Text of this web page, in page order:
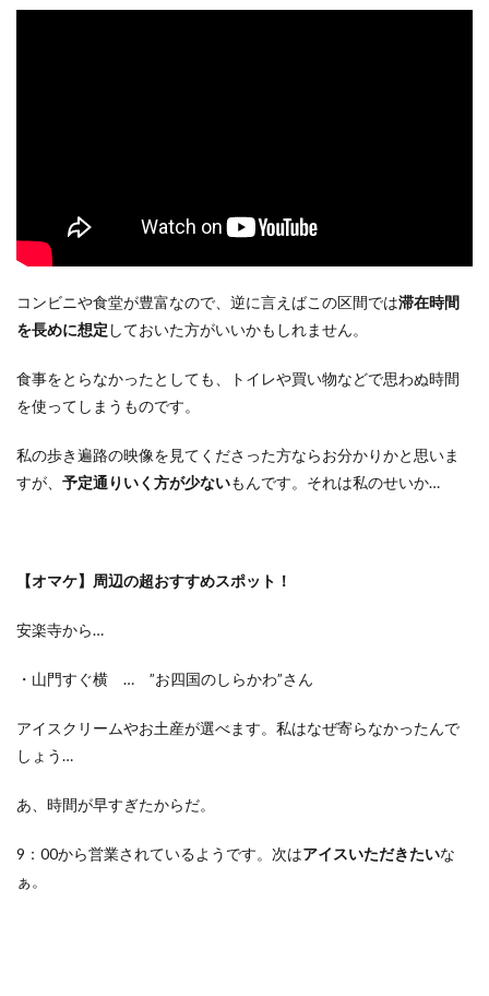
コンビニや食堂が豊富なので、逆に言えばこの区間では滞在時間
を長めに想定 しておいた方がいいかもしれません。
食事をとらなかったとしても、トイレや買い物などで思わぬ時間
を使ってしまうものです。
私の歩き遍路の映像を見てくださった方ならお分かりかと思いま
すが、 予定通りいく方が少ないもんです。それは私のせいか…
【オマケ】周辺の超おすすめスポット！
安楽寺から…
・山門すぐ横 … ”お四国のしらかわ”さん
アイスクリームやお土産が選べます。私はなぜ寄らなかったんで
しょう…
あ、時間が早すぎたからだ。
9：00から営業されているようです。次はアイスいただきたいな
ぁ。